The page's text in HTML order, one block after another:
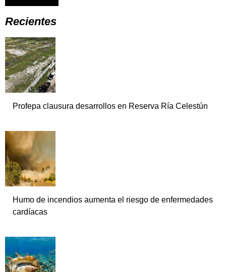
Recientes
Profepa clausura desarrollos en Reserva Ría Celestún
Humo de incendios aumenta el riesgo de enfermedades
cardíacas